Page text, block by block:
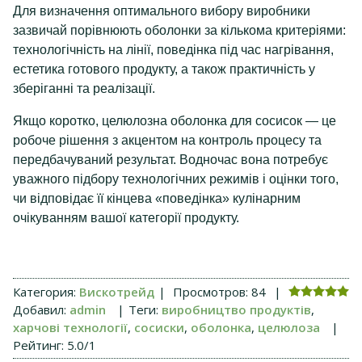
Для визначення оптимального вибору виробники
зазвичай порівнюють оболонки за кількома критеріями:
технологічність на лінії, поведінка під час нагрівання,
естетика готового продукту, а також практичність у
зберіганні та реалізації.
Якщо коротко, целюлозна оболонка для сосисок — це
робоче рішення з акцентом на контроль процесу та
передбачуваний результат. Водночас вона потребує
уважного підбору технологічних режимів і оцінки того,
чи відповідає її кінцева «поведінка» кулінарним
очікуванням вашої категорії продукту.
Категория: Вискотрейд | Просмотров: 84
|
Добавил: admin | Теги: виробництво продуктів,
харчові технології, сосиски, оболонка, целюлоза
|
Рейтинг: 5.0/1